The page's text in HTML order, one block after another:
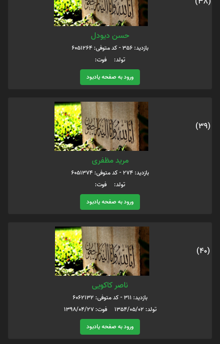
حسن دیودل
بازدید: 356 - کد متوفی: 6051264
تولد: فوت:
ورود به صفحه یادبود
(39)
مرید مظفری
بازدید: 274 - کد متوفی: 6051374
تولد: فوت:
ورود به صفحه یادبود
(40)
ناصر کاکویی
بازدید: 311 - کد متوفی: 6062132
تولد: 1354/05/02 فوت: 1398/04/27
ورود به صفحه یادبود